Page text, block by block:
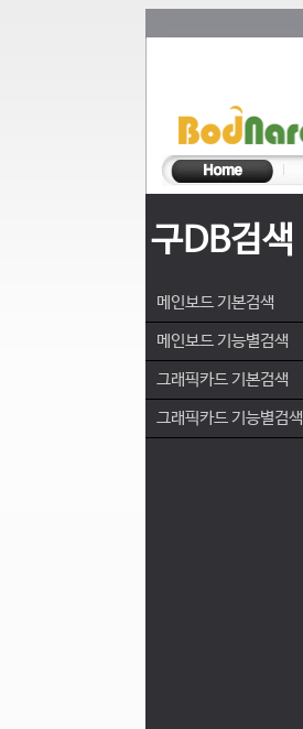
구DB검색
메인보드 기본검색
메인보드 기능별검색
그래픽카드 기본검색
그래픽카드 기능별검색